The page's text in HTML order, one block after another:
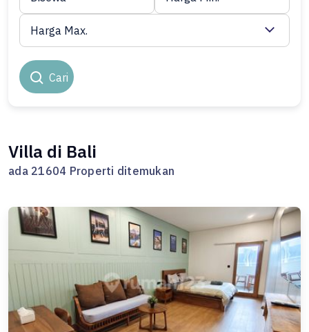
Cari
Harga Max.
Villa di Bali
ada 21604 Properti ditemukan